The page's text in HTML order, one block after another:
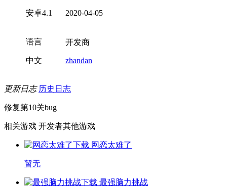
安卓4.1 2020-04-05
语言
中文
开发商
zhandan
更新日志 历史日志
修复第10关bug
相关游戏 开发者其他游戏
网恋太难了
暂无
最强脑力挑战